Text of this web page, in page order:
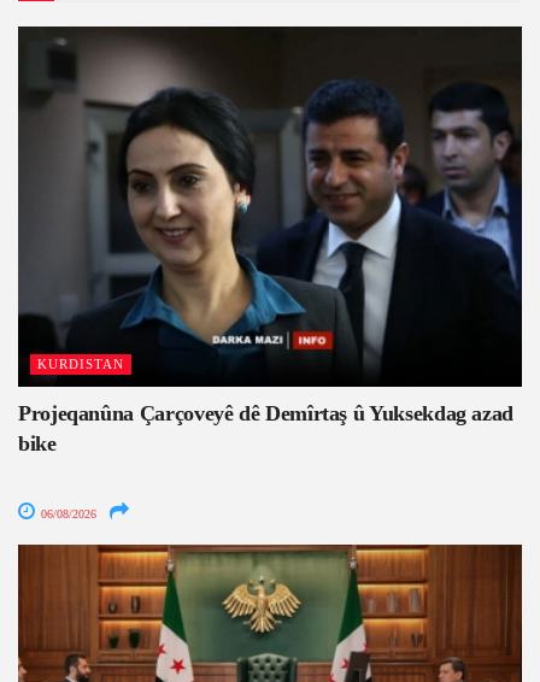
KURDISTAN
Projeqanûna Çarçoveyê dê Demîrtaş û Yuksekdag azad
bike
06/08/2026